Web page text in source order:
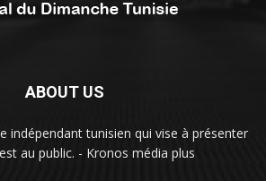
ABOUT US
indépendant tunisien qui vise à présenter
au public. - Kronos média plus